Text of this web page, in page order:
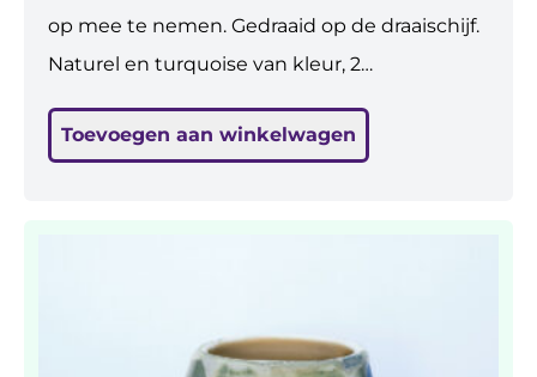
op mee te nemen. Gedraaid op de draaischijf.
Naturel en turquoise van kleur, 2
Steengoed gebakken dus sterk.
Toevoegen aan winkelwagen